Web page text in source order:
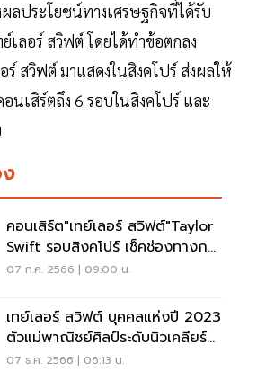
ผลประโยชน์ทางเศรษฐกิจที่ได้รับ
เลอร์ สวิฟต์ โดยได้ทำข้อตกลง
สวิฟต์ มาแสดงในสิงคโปร์ ส่งผลให้
นเสิร์ตถึง 6 รอบในสิงคโปร์ และ
คอนเสิร์ต"เทย์เลอร์ สวิฟต์"Taylor
Swift รอบสิงคโปร์ เช็คช่องทางกด
บัตร
07 ก.ค. 2566 | 09:00 น.
เทย์เลอร์ สวิฟต์ บุคคลแห่งปี 2023
ตัวแม่พาณิชย์ศิลป์ระดับนิวเคลียร์
ฟิวชั่น
07 ธ.ค. 2566 | 06:13 น.